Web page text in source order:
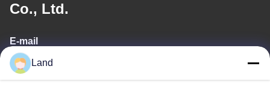
Co., Ltd.
E-mail
land@szhw-tech.com
Land